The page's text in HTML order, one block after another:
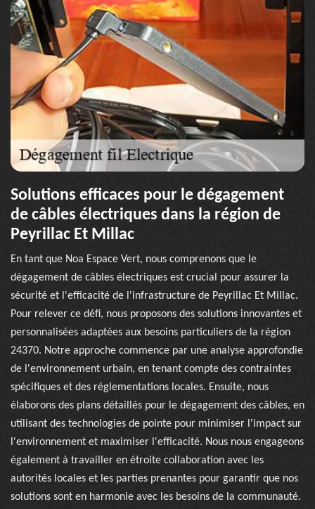
Solutions efficaces pour le dégagement
de câbles électriques dans la région de
Peyrillac Et Millac
En tant que Noa Espace Vert, nous comprenons que le
dégagement de câbles électriques est crucial pour assurer la
sécurité et l'efficacité de l'infrastructure de Peyrillac Et Millac.
Pour relever ce défi, nous proposons des solutions innovantes et
personnalisées adaptées aux besoins particuliers de la région
24370. Notre approche commence par une analyse approfondie
de l'environnement urbain, en tenant compte des contraintes
spécifiques et des réglementations locales. Ensuite, nous
élaborons des plans détaillés pour le dégagement des câbles, en
utilisant des technologies de pointe pour minimiser l'impact sur
l'environnement et maximiser l'efficacité. Nous nous engageons
également à travailler en étroite collaboration avec les
autorités locales et les parties prenantes pour garantir que nos
solutions sont en harmonie avec les besoins de la communauté.